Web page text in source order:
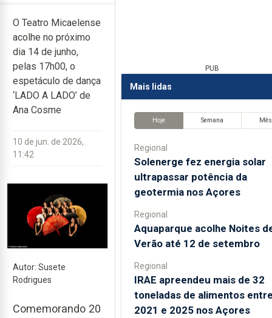
O Teatro Micaelense
acolhe no próximo
dia 14 de junho,
pelas 17h00, o
espetáculo de dança
‘LADO A LADO’ de
Ana Cosme
10 de jun. de 2026,
11:42
Autor: Susete
Rodrigues
Comemorando 20
PUB
Mais lidas
Hoje Semana Mês
Regional
Solenerge fez energia solar
ultrapassar potência da
geotermia nos Açores
Regional
Aquaparque acolhe Noites
Verão até 12 de setembro
Regional
IRAE apreendeu mais de 32
toneladas de alimentos
2021 e 2025 nos Açores